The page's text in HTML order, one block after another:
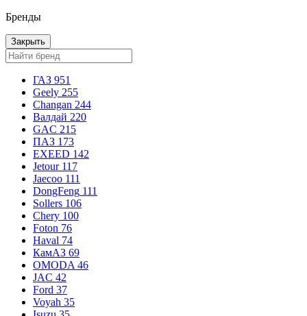
Бренды
Закрыть
ГАЗ 951
Geely 255
Changan 244
Валдай 220
GAC 215
ПАЗ 173
EXEED 142
Jetour 117
Jaecoo 111
DongFeng 111
Sollers 106
Chery 100
Foton 76
Haval 74
КамАЗ 69
OMODA 46
JAC 42
Ford 37
Voyah 35